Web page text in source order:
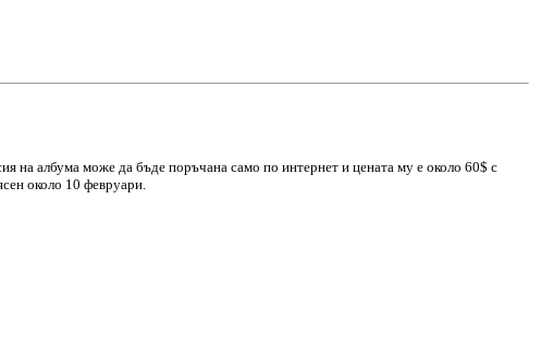
на албума може да бъде поръчана само по интернет и цената му е около 60$ с
около 10 февруари.